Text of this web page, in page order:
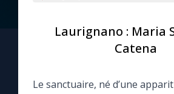
L'actualité de la semaine
Laurignano : Maria
Catena
Le sanctuaire, né d’une